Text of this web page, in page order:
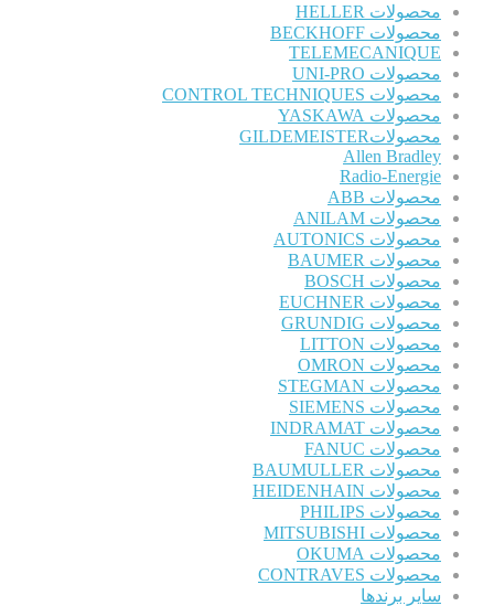
محصولات HELLER
محصولات BECKHOFF
TELEMECANIQUE
محصولات UNI-PRO
محصولات CONTROL TECHNIQUES
محصولات YASKAWA
محصولاتGILDEMEISTER
Allen Bradley
Radio-Energie
محصولات ABB
محصولات ANILAM
محصولات AUTONICS
محصولات BAUMER
محصولات BOSCH
محصولات EUCHNER
محصولات GRUNDIG
محصولات LITTON
محصولات OMRON
محصولات STEGMAN
محصولات SIEMENS
محصولات INDRAMAT
محصولات FANUC
محصولات BAUMULLER
محصولات HEIDENHAIN
محصولات PHILIPS
محصولات MITSUBISHI
محصولات OKUMA
محصولات CONTRAVES
سایر برندها